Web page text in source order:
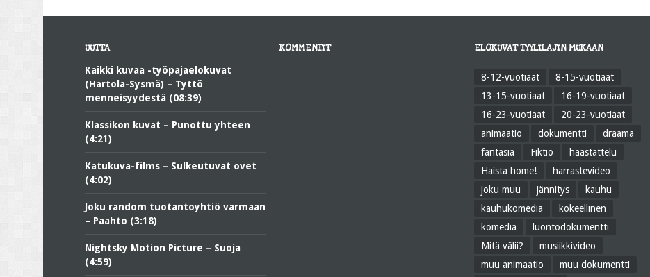
UUTTA
Kaikki kuvaa -työpajaelokuvat
(Hartola-Sysmä) – Tyttö
menneisyydestä (08:39)
Klassikon kuvat – Punottu yhteen
(4:21)
Katukuva-films – Sulkeutuvat ovet
(4:02)
Joku random tuotantoyhtiö varmaan
– Paahto (3:18)
Nightsky Motion Picture – Suoja
(4:59)
KOMMENTIT ELOKUVAT TYYLILAJIN MUKAAN
8-12-vuotiaat
8-15-vuotiaat
13-15-vuotiaat
16-19-vuotiaat
16-23-vuotiaat
20-23-vuotiaat
animaatio
dokumentti
draama
fantasia
Fiktio
haastattelu
Haista home!
harrastevideo
joku muu
jännitys
kauhu
kauhukomedia
kokeellinen
komedia
luontodokumentti
Mitä välii?
musiikkivideo
muu animaatio
muu dokumentti